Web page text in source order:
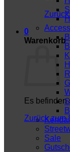
0
Warenkorb
Es befinden
Zurück zum
Sale